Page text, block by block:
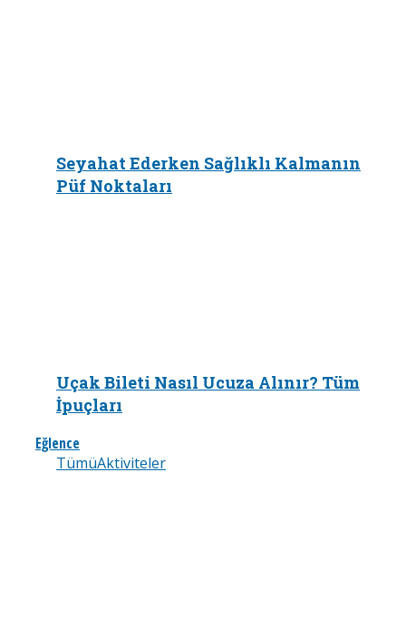
Seyahat Ederken Sağlıklı Kalmanın
Püf Noktaları
Uçak Bileti Nasıl Ucuza Alınır? Tüm
İpuçları
Eğlence
TümüAktiviteler